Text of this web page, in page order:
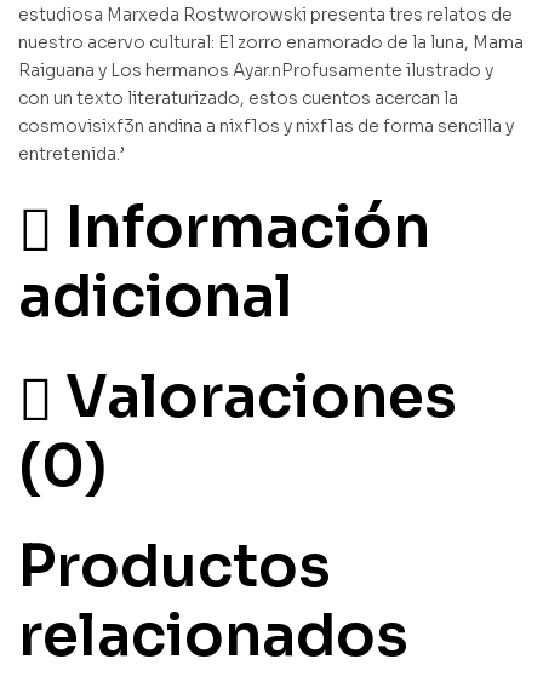
estudiosa Marxeda Rostworowski presenta tres relatos de
nuestro acervo cultural: El zorro enamorado de la luna, Mama
Raiguana y Los hermanos Ayar.nProfusamente ilustrado y
con un texto literaturizado, estos cuentos acercan la
cosmovisixf3n andina a nixf1os y nixf1as de forma sencilla y
entretenida.’
Información
adicional
Valoraciones
(0)
Productos
relacionados